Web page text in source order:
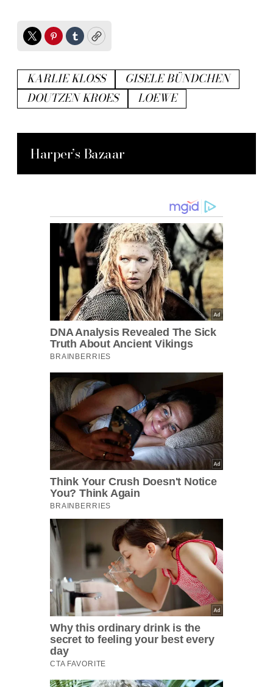
TwitterPinterest
TumblrCopy
KARLIE KLOSS
GISELE BÜNDCHEN
DOUTZEN KROES
LOEWE
Harper’s Bazaar